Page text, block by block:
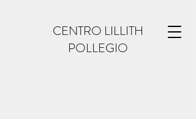
CENTRO LILLITH
POLLEGIO